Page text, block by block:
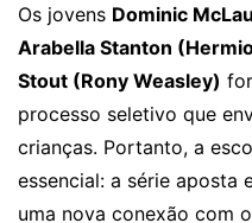
Os jovens Dominic
Arabella Stanton
Stout (Rony Weasley)
processo seletivo que
crianças. Portanto, a
essencial: a série aposta
uma nova conexão com